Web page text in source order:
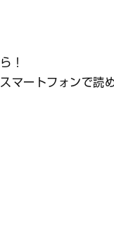
！
マートフォンで読め